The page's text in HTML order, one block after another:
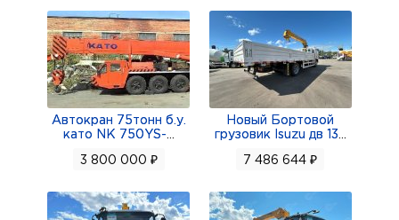
Автокран 75тонн б.у.
като NK 750YS-
3 800 000 ₽
Новый Бортовой
грузовик Isuzu дв 13
7 486 644 ₽